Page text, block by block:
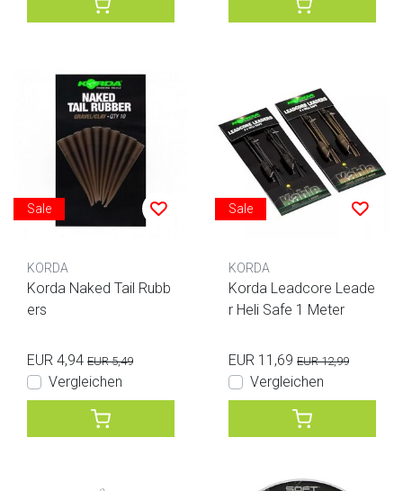
Sale
KORDA
Korda Naked Tail Rubb
ers
EUR 4,94 EUR 5,49
Vergleichen
Sale
KORDA
Korda Leadcore Leade
r Heli Safe 1 Meter
EUR 11,69 EUR 12,99
Vergleichen